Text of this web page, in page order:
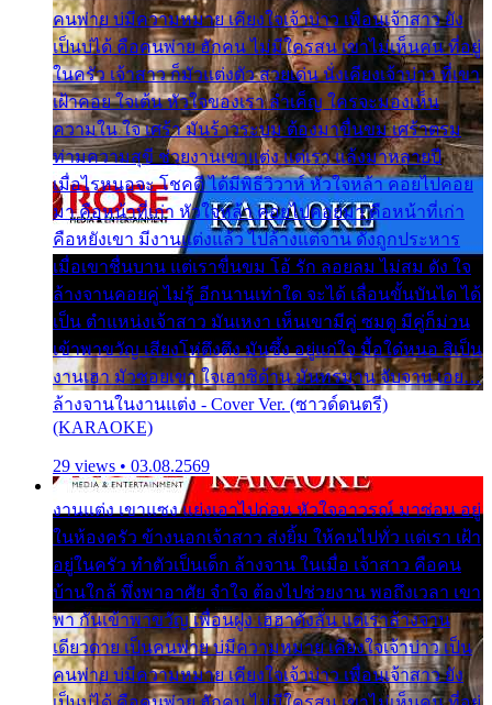
คนพ่าย บ่มีความหมาย เคียงใจเจ้าบ่าว เพื่อนเจ้าสาว ยัง
เป็นบ่ได้ คือคนพ่าย ฮักคน ไม่มีใครสน เขาไม่เห็นคน ที่อยู่
ในครัว เจ้าสาว ก็มัวแต่งตัว สวยเด่น นั่งเคียงเจ้าบ่าว ที่เขา
เฝ้าคอย ใจเต้น หัวใจของเรา ลำเค็ญ ใครจะมองเห็น
ความใน ใจ เศร้า มันร้าวระบม ต้องมาขื่นขม เศร้าตรม
ท่ามความสุขี ช่วยงานเขาแต่ง แต่เรา แล้งมาหลายปี
เมื่อไรหนอจะ โชคดี ได้มีพิธีวิวาห์ หัวใจหล้า คอยไปคอย
มา คือหน้าที่เก่า หัวใจหล้า คอยไปคอยมา คือหน้าที่เก่า
คือหยังเขา มีงานแต่งแล้ว ไปล้างแต่จาน ดั่งถูกประหาร
เมื่อเขาชื่นบาน แต่เราขื่นขม โอ้ รัก ลอยลม ไม่สม ดัง ใจ
ล้างจานคอยคู่ ไม่รู้ อีกนานเท่าใด จะได้ เลื่อนขั้นบันได ได้
เป็น ตำแหน่งเจ้าสาว มันเหงา เห็นเขามีคู่ ซมดู มีคู่ก็ม่วน
เข้าพาขวัญ เสียงโห่ตึงตึง มันซึ้ง อยู่แก่ใจ มื้อใด๋หนอ สิเป็น
งานเฮา มัวซอยเขา ใจเฮาซิด้าน มันทรมาน จับจาน เอย…
ล้างจานในงานแต่ง - Cover Ver. (ซาวด์ดนตรี)
(KARAOKE)
29 views • 03.08.2569
งานแต่ง เขาแซง แย่งเอาไปก่อน หัวใจอาวรณ์ มาซ่อน อยู่
ในห้องครัว ข้างนอกเจ้าสาว ส่งยิ้ม ให้คนไปทั่ว แต่เรา เฝ้า
อยู่ในครัว ทำตัวเป็นเด็ก ล้างจาน ในเมื่อ เจ้าสาว คือคน
บ้านใกล้ พึ่งพาอาศัย จำใจ ต้องไปช่วยงาน พอถึงเวลา เขา
พา กันเข้าพาขวัญ เพื่อนฝูง เฮฮาดังลั่น แต่เราล้างจาน
เดียวดาย เป็นคนพ่าย บ่มีความหมาย เคียงใจเจ้าบ่าว เป็น
คนพ่าย บ่มีความหมาย เคียงใจเจ้าบ่าว เพื่อนเจ้าสาว ยัง